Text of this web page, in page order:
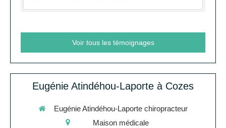
Voir tous les témoignages
Eugénie Atindéhou-Laporte à Cozes
Eugénie Atindéhou-Laporte chiropracteur
Maison médicale